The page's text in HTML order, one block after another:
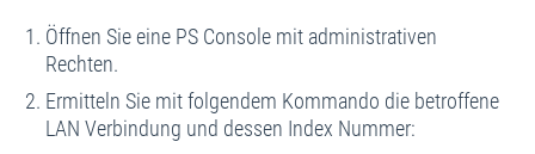
Öffnen Sie eine PS Console mit administrativen
Rechten.
Ermitteln Sie mit folgendem Kommando die betroffene
LAN Verbindung und dessen Index Nummer: